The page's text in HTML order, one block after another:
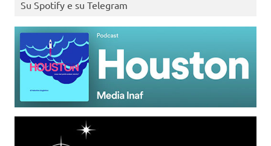
Su Spotify e su Telegram